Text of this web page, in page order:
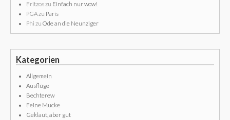
Fritzoszu Einfach nur wow!
PGAzu Paris
Phi zu Ode an die Neunziger
Kategorien
Allgemein
Ausflüge
Bechterew
Feine Mucke
Geklaut, aber gut